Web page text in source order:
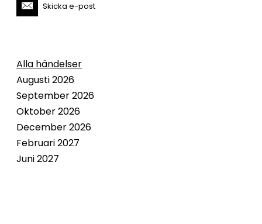
Skicka e-post
Alla händelser
Augusti 2026
September 2026
Oktober 2026
December 2026
Februari 2027
Juni 2027